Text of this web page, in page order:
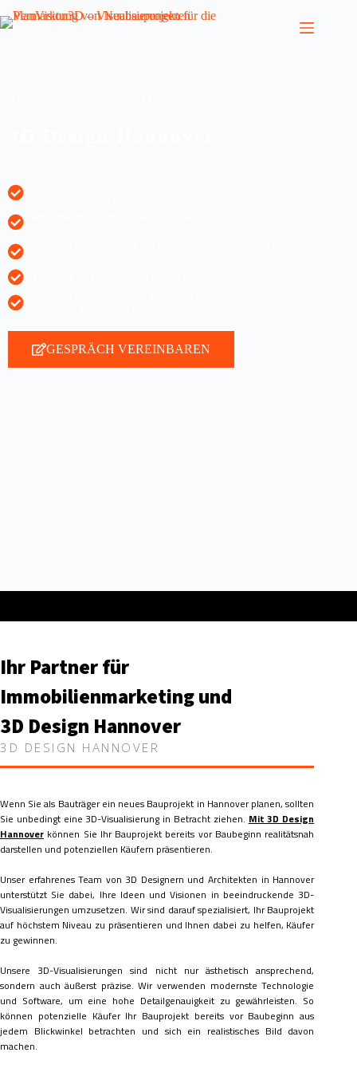
GESPRÄCH VEREINBAREN
Ihr Partner für
Immobilienmarketing und
3D Design Hannover
3D DESIGN HANNOVER
Wenn Sie als Bauträger ein neues Bauprojekt in Hannover planen, sollten
Sie unbedingt eine 3D-Visualisierung in Betracht ziehen. Mit 3D Design
Hannover können Sie Ihr Bauprojekt bereits vor Baubeginn realitätsnah
darstellen und potenziellen Käufern präsentieren.
Unser erfahrenes Team von 3D Designern und Architekten in Hannover
unterstützt Sie dabei, Ihre Ideen und Visionen in beeindruckende 3D-
Visualisierungen umzusetzen. Wir sind darauf spezialisiert, Ihr Bauprojekt
auf höchstem Niveau zu präsentieren und Ihnen dabei zu helfen, Käufer
zu gewinnen.
Unsere 3D-Visualisierungen sind nicht nur ästhetisch ansprechend,
sondern auch äußerst präzise. Wir verwenden modernste Technologie
und Software, um eine hohe Detailgenauigkeit zu gewährleisten. So
können potenzielle Käufer Ihr Bauprojekt bereits vor Baubeginn aus
jedem Blickwinkel betrachten und sich ein realistisches Bild davon
machen.